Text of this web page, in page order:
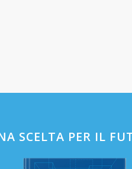
SCELTA PER IL